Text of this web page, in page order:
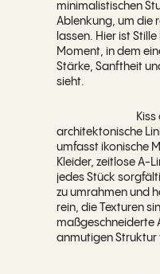
minimalistischen
Ablenkung, um die
lassen. Hier ist
Moment, in dem
Stärke, Sanftheit
sieht.
architektonische
umfasst ikonische
Kleider, zeitlose A-
jedes Stück
zu umrahmen und
rein, die Texturen
maßgeschneiderte
anmutigen